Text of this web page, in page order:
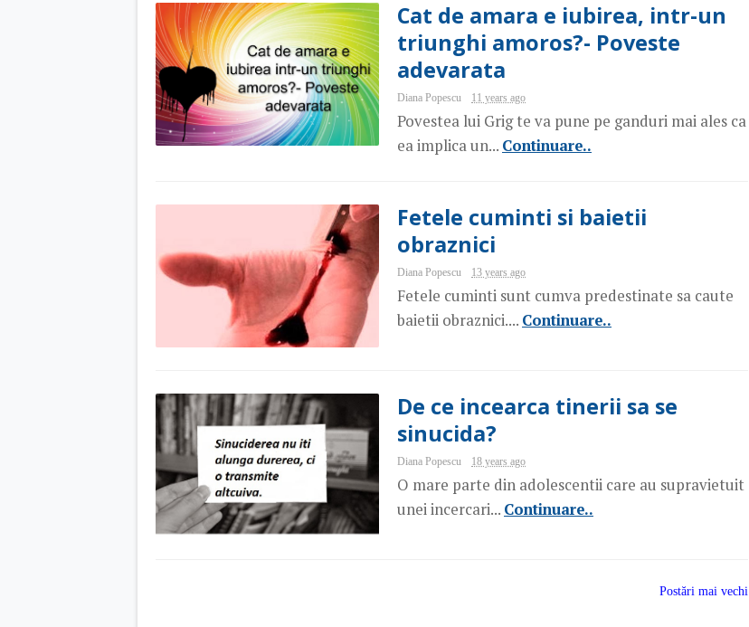
Cat de amara e iubirea, intr-un
triunghi amoros?- Poveste
adevarata
Diana Popescu 11 years ago
Povestea lui Grig te va pune pe ganduri mai ales ca
ea implica un... Continuare..
Fetele cuminti si baietii
obraznici
Diana Popescu 13 years ago
Fetele cuminti sunt cumva predestinate sa caute
baietii obraznici.... Continuare..
De ce incearca tinerii sa se
sinucida?
Diana Popescu 18 years ago
O mare parte din adolescentii care au supravietuit
unei incercari... Continuare..
Postări mai vechi